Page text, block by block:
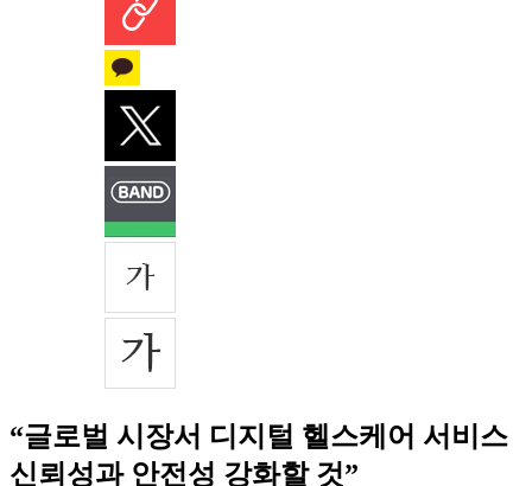
“글로벌 시장서 디지털 헬스케어 서비스
신뢰성과 안전성 강화할 것”